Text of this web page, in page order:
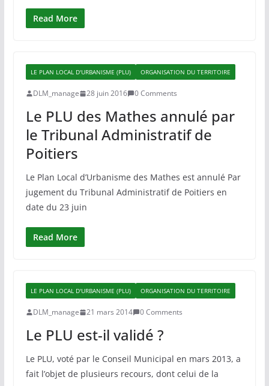
Read More
LE PLAN LOCAL D'URBANISME (PLU) ORGANISATION DU TERRITOIRE
DLM_manage 28 juin 2016 0 Comments
Le PLU des Mathes annulé par
le Tribunal Administratif de
Poitiers
Le Plan Local d’Urbanisme des Mathes est annulé Par
jugement du Tribunal Administratif de Poitiers en
date du 23 juin
Read More
LE PLAN LOCAL D'URBANISME (PLU) ORGANISATION DU TERRITOIRE
DLM_manage 21 mars 2014 0 Comments
Le PLU est-il validé ?
Le PLU, voté par le Conseil Municipal en mars 2013, a
fait l’objet de plusieurs recours, dont celui de la